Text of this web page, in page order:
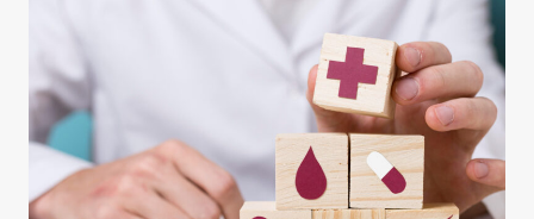
L’ASSURANCE